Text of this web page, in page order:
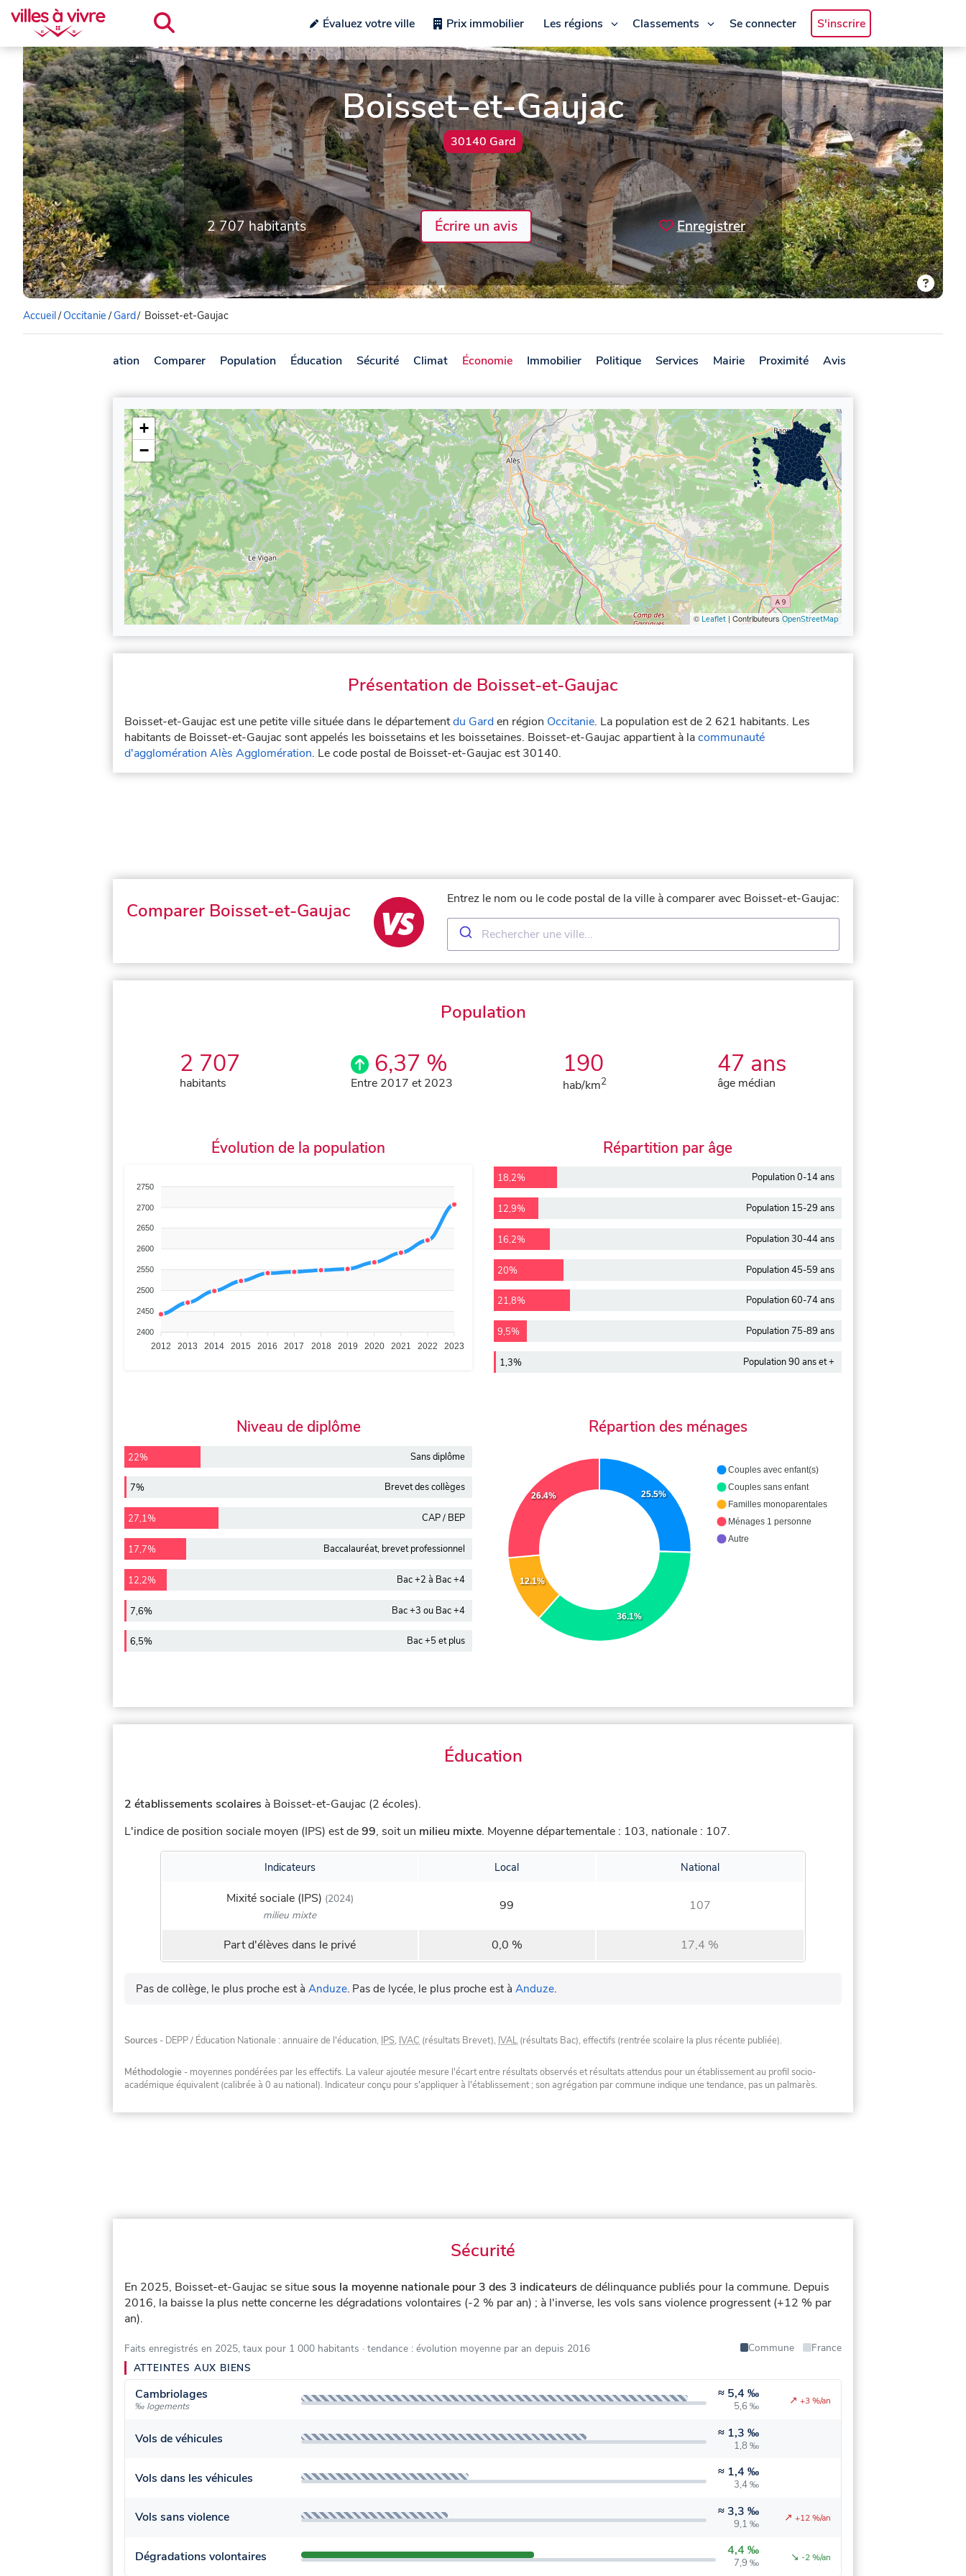
Évaluez votre ville Prix immobilier Les régions Classements Se connecter S'inscrire
Boisset-et-Gaujac
30140 Gard
2 707 habitants Écrire un avis Enregistrer
Accueil/Occitanie/Gard/ Boisset-et-Gaujac
Présentation Comparer Population Éducation Sécurité Climat Économie Immobilier Politique Services Mairie Proximité Avis
+
−
© Leaflet | Contributeurs OpenStreetMap
Présentation de Boisset-et-Gaujac
Boisset-et-Gaujac est une petite ville située dans le départementdu Garden région Occitanie. La population est de 2 621 habitants. Les
habitants de Boisset-et-Gaujac sont appelés les boissetains et les boissetaines. Boisset-et-Gaujac appartient à lacommunauté
d'agglomération Alès Agglomération. Le code postal de Boisset-et-Gaujac est 30140.
Comparer Boisset-et-Gaujac
Entrez le nom ou le code postal de la ville à comparer avec Boisset-et-Gaujac:
Population
2 707
habitants
6,37 %
Entre 2017 et 2023
190
hab/km2
47 ans
âge médian
Évolution de la population
2750
2700
2650
2600
2550
2500
2450
2400
2012 2013 2014 2015 2016 2017 2018 2019 2020 2021 2022 2023
Répartition par âge
18,2% Population 0-14 ans
12,9% Population 15-29 ans
16,2% Population 30-44 ans
20% Population 45-59 ans
21,8% Population 60-74 ans
9,5% Population 75-89 ans
1,3% Population 90 ans et +
Niveau de diplôme
22% Sans diplôme
7% Brevet des collèges
27,1% CAP / BEP
17,7% Baccalauréat, brevet professionnel
12,2% Bac +2 à Bac +4
7,6% Bac +3 ou Bac +4
6,5% Bac +5 et plus
Répartion des ménages
25.5%
36.1%
12.1%
26.4%
Couples avec enfant(s)
Couples sans enfant
Familles monoparentales
Ménages 1 personne
Autre
Éducation
2 établissements scolaires à Boisset-et-Gaujac (2 écoles).
L'indice de position sociale moyen (IPS) est de99, soit un milieu mixte. Moyenne départementale : 103, nationale : 107.
Indicateurs Local National
Mixité sociale (IPS) (2024)
milieu mixte
99 107
Part d'élèves dans le privé 0,0 % 17,4 %
Pas de collège, le plus proche est à Anduze. Pas de lycée, le plus proche est à Anduze.
Sources - DEPP / Éducation Nationale : annuaire de l'éducation, IPS, IVAC (résultats Brevet), IVAL (résultats Bac), effectifs (rentrée scolaire la plus récente publiée).
Méthodologie - moyennes pondérées par les effectifs. La valeur ajoutée mesure l'écart entre résultats observés et résultats attendus pour un établissement au profil socio-
académique équivalent (calibrée à 0 au national). Indicateur conçu pour s'appliquer à l'établissement ; son agrégation par commune indique une tendance, pas un palmarès.
Sécurité
En 2025, Boisset-et-Gaujac se situesous la moyenne nationale pour 3 des 3 indicateurs de délinquance publiés pour la commune. Depuis
2016, la baisse la plus nette concerne les dégradations volontaires (-2 % par an) ; à l'inverse, les vols sans violence progressent (+12 % par
an).
Faits enregistrés en 2025, taux pour 1 000 habitants · tendance : évolution moyenne par an depuis 2016 Commune
France
ATTEINTES AUX BIENS
Cambriolages
‰ logements
≈ 5,4 ‰
5,6 ‰ ↗ +3 %/an
Vols de véhicules ≈ 1,3 ‰
1,8 ‰
Vols dans les véhicules ≈ 1,4 ‰
3,4 ‰
Vols sans violence ≈ 3,3 ‰
9,1 ‰ ↗ +12 %/an
Dégradations volontaires 4,4 ‰
7,9 ‰ ↘ -2 %/an